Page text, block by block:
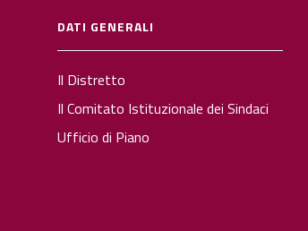
DATI GENERALI
Il Distretto
Il Comitato Istituzionale dei Sindaci
Ufficio di Piano